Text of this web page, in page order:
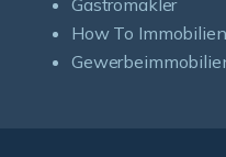
How To